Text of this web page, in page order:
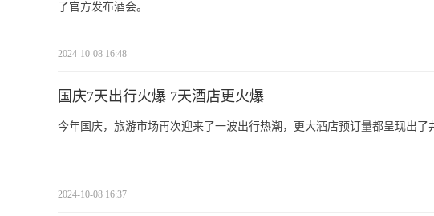
了官方发布酒会。
2024-10-08 16:48
国庆7天出行火爆 7天酒店更火爆
今年国庆，旅游市场再次迎来了一波出行热潮，更大酒店预订量都呈现出了
2024-10-08 16:37